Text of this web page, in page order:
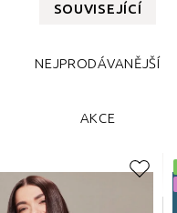
SOUVISEJÍCÍ
NEJPRODÁVANĚJŠÍ
AKCE